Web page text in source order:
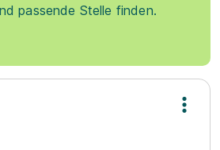
passende Stelle finden.